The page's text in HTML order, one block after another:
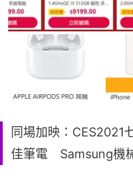
同場加映：
佳筆電 Samsung機